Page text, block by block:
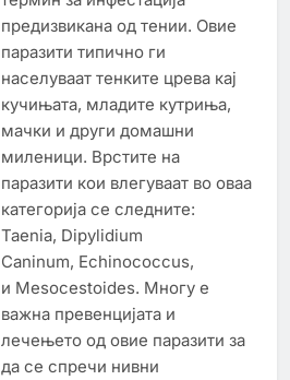
предизвикана од тении. Овие
паразити типично ги
населуваат тенките црева кај
кучињата, младите кутриња,
мачки и други домашни
миленици. Врстите на
паразити кои влегуваат во оваа
категорија се следните:
Taenia, Dipylidium
Caninum, Echinococcus,
и Mesocestoides. Многу е
важна превенцијата и
лечењето од овие паразити за
да се спречи нивни